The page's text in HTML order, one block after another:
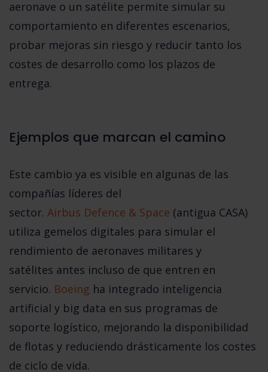
aeronave o un satélite permite simular su
comportamiento en diferentes escenarios,
probar mejoras sin riesgo y reducir tanto los
costes de desarrollo como los plazos de
entrega.
Ejemplos que marcan el camino
Este cambio ya es visible en algunas de las
compañías líderes del
sector. Airbus Defence & Space (antigua CASA)
utiliza gemelos digitales para simular el
rendimiento de aeronaves militares y
satélites antes incluso de que entren en
servicio. Boeing ha integrado inteligencia
artificial y big data en sus programas de
soporte logístico, mejorando la disponibilidad
de flotas y reduciendo drásticamente los costes
de ciclo de vida.